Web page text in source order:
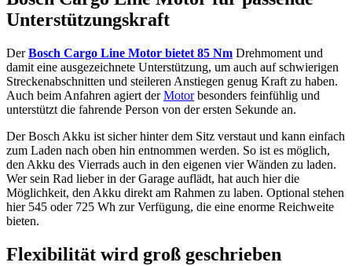
Unterstützungskraft
Der Bosch Cargo Line Motor bietet 85 Nm Drehmoment und
damit eine ausgezeichnete Unterstützung, um auch auf schwierigen
Streckenabschnitten und steileren Anstiegen genug Kraft zu haben.
Auch beim Anfahren agiert derMotorbesonders feinfühlig und
unterstützt die fahrende Person von der ersten Sekunde an.
Der Bosch Akku ist sicher hinter dem Sitz verstaut und kann einfach
zum Laden nach oben hin entnommen werden. So ist es möglich,
den Akku des Vierrads auch in den eigenen vier Wänden zu laden.
Wer sein Rad lieber in der Garage auflädt, hat auch hier die
Möglichkeit, den Akku direkt am Rahmen zu laben. Optional stehen
hier 545 oder 725 Wh zur Verfügung, die eine enorme Reichweite
bieten.
Flexibilität wird groß geschrieben